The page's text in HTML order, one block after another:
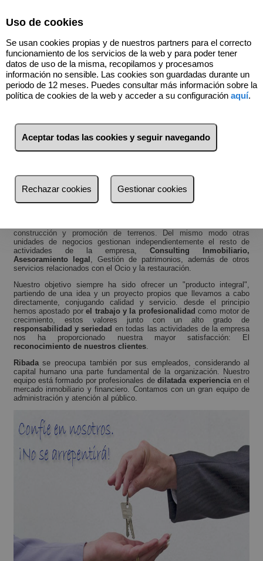
Quiénes somos
comenzó su andadura como promotora inmobiliaria en 1987
construcción y promoción de terrenos. Del mismo modo otras
unidades de negocios gestionan independientemente el resto de
actividades de la empresa, Consulting Inmobiliario,
Asesoramiento legal , Gestión de patrimonios, además de otros
servicios relacionados con el Ocio y la restauración.
Nuestro objetivo siempre ha sido ofrecer un "producto integral",
partiendo de una idea y un proyecto propios que llevamos a cabo
directamente, conjugando calidad y servicio. desde el principio
hemos apostado porel trabajo y la profesionalidad como motor de
crecimiento, estos valores junto con un alto grado de
responsabilidad y seriedad en todas las actividades de la empresa
nos ha proporcionado nuestra mayor satisfacción: El
reconocimiento de nuestros clientes.
Ribadase preocupa también por sus empleados, considerando al
capital humano una parte fundamental de la organización. Nuestro
equipo está formado por profesionales dedilatada experienciaen el
mercado inmobiliario y financiero. Contamos con un gran equipo de
administración y atención al público.
Uso de cookies
Se usan cookies propias y de nuestros partners para el correcto
funcionamiento de los servicios de la web y para poder tener
datos de uso de la misma, recopilamos y procesamos
información no sensible. Las cookies son guardadas durante un
periodo de 12 meses. Puedes consultar más información sobre la
política de cookies de la web y acceder a su configuración aquí.
Aceptar todas las cookies y seguir navegando
Rechazar cookies Gestionar cookies